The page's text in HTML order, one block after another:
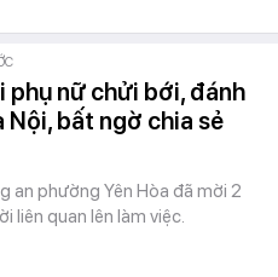
phụ nữ chửi bới, đánh
Nội, bất ngờ chia sẻ
an phường Yên Hòa đã mời 2
liên quan lên làm việc.